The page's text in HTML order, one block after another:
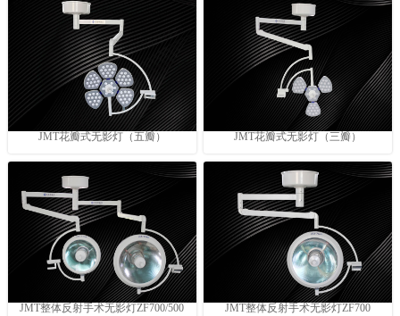
JMT花瓣式无影灯（五瓣） JMT花瓣式无影灯（三瓣）
JMT整体反射手术无影灯ZF700/500 JMT整体反射手术无影灯ZF700